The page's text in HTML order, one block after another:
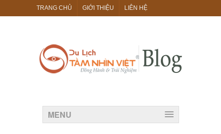
TRANG CHỦ GIỚI THIỆU LIÊN HỆ
MENU